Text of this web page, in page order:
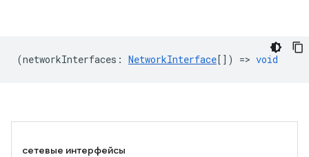
(networkInterfaces : NetworkInterface[]) => void
сетевые интерфейсы